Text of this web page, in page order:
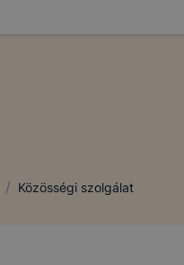
/ Közösségi szolgálat